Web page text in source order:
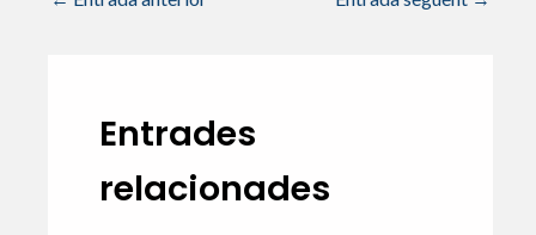
Entrades
relacionades